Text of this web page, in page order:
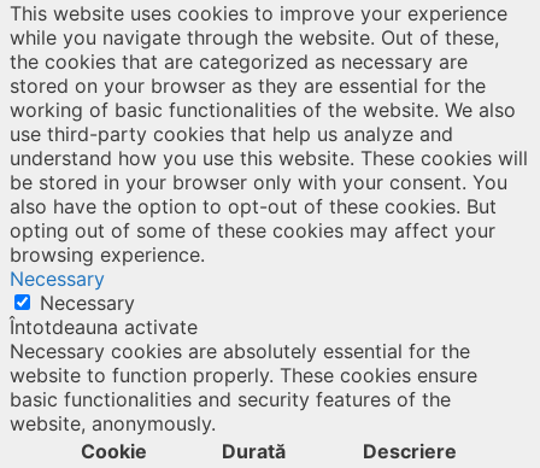
This website uses cookies to improve your experience
while you navigate through the website. Out of these,
the cookies that are categorized as necessary are
stored on your browser as they are essential for the
working of basic functionalities of the website. We also
use third-party cookies that help us analyze and
understand how you use this website. These cookies will
be stored in your browser only with your consent. You
also have the option to opt-out of these cookies. But
opting out of some of these cookies may affect your
browsing experience.
Necessary
Necessary
Întotdeauna activate
Necessary cookies are absolutely essential for the
website to function properly. These cookies ensure
basic functionalities and security features of the
website, anonymously.
Cookie
Durată Descriere